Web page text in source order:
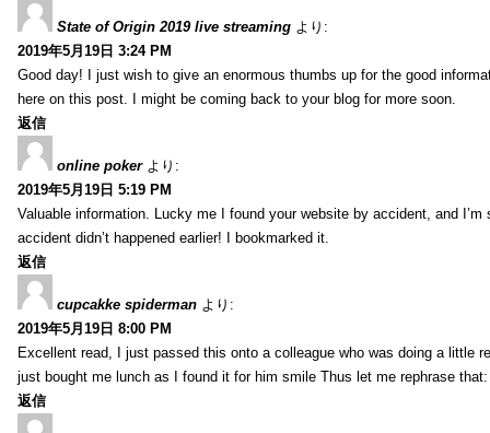
State of Origin 2019 live streaming より:
2019年5月19日 3:24 PM
Good day! I just wish to give an enormous thumbs up for the good
here on this post. I might be coming back to your blog for more soon.
返信
online poker より:
2019年5月19日 5:19 PM
Valuable information. Lucky me I found your website by accident, and I’m
accident didn’t happened earlier! I bookmarked it.
返信
cupcakke spiderman より:
2019年5月19日 8:00 PM
Excellent read, I just passed this onto a colleague who was doing a little
just bought me lunch as I found it for him smile Thus let me rephrase
返信